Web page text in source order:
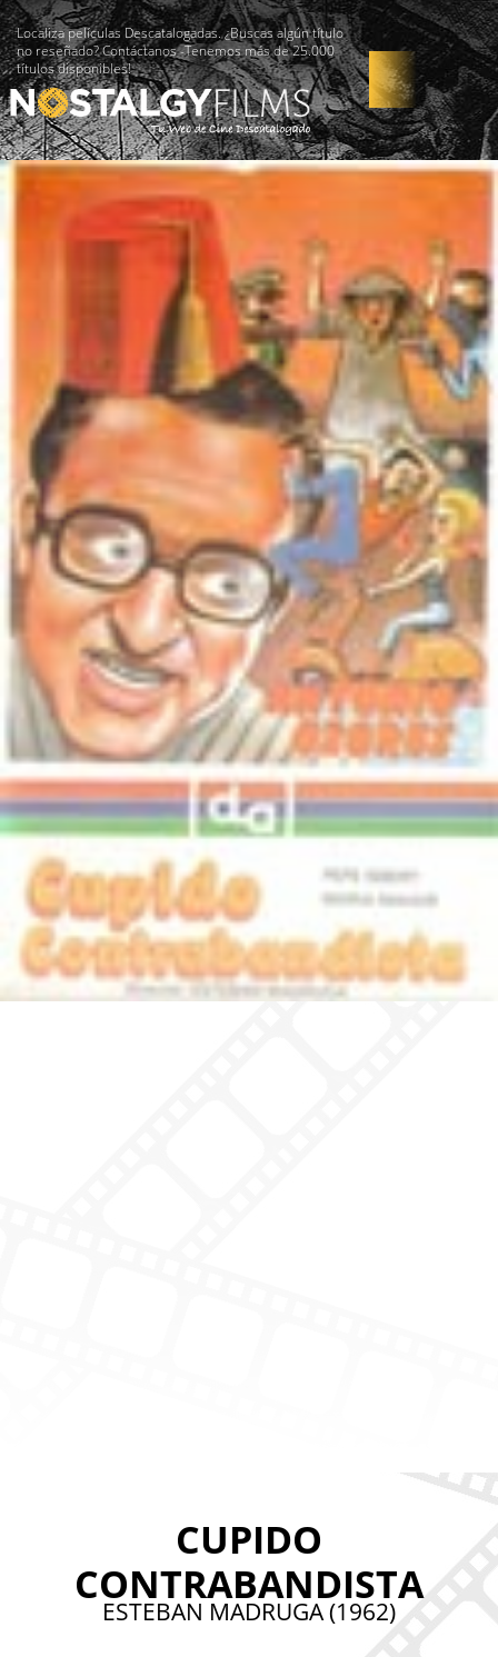
Localiza películas Descatalogadas. ¿Buscas algún título
no reseñado? Contáctanos -Tenemos más de 25.000
títulos disponibles!
CUPIDO
CONTRABANDISTA
ESTEBAN MADRUGA (1962)